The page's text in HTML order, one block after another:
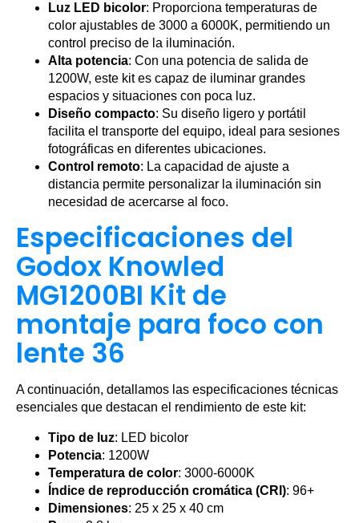
Luz LED bicolor: Proporciona temperaturas de
color ajustables de 3000 a 6000K, permitiendo un
control preciso de la iluminación.
Alta potencia: Con una potencia de salida de
1200W, este kit es capaz de iluminar grandes
espacios y situaciones con poca luz.
Diseño compacto: Su diseño ligero y portátil
facilita el transporte del equipo, ideal para sesiones
fotográficas en diferentes ubicaciones.
Control remoto: La capacidad de ajuste a
distancia permite personalizar la iluminación sin
necesidad de acercarse al foco.
Especificaciones del
Godox Knowled
MG1200BI Kit de
montaje para foco con
lente 36
A continuación, detallamos las especificaciones técnicas
esenciales que destacan el rendimiento de este kit:
Tipo de luz: LED bicolor
Potencia: 1200W
Temperatura de color: 3000-6000K
Índice de reproducción cromática (CRI): 96+
Dimensiones: 25 x 25 x 40 cm